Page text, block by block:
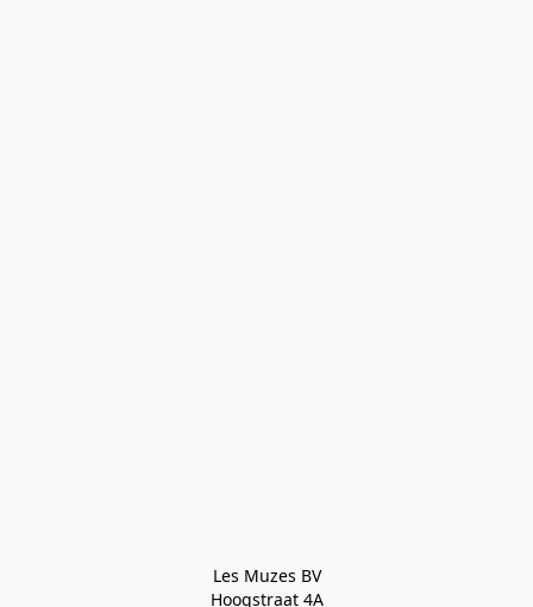
Les Muzes BV
Hoogstraat 4A